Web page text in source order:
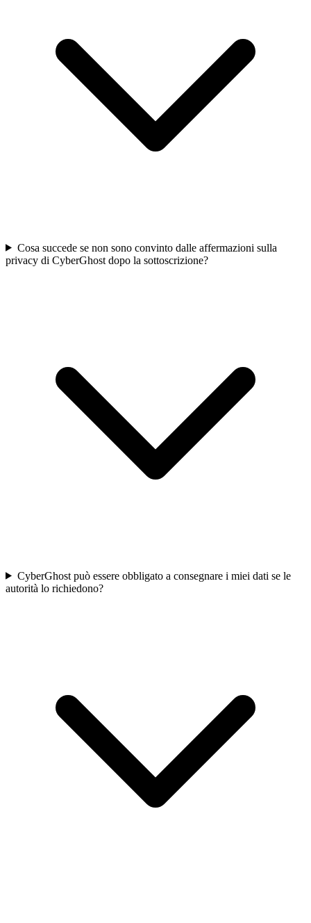
Cosa succede se non sono convinto dalle affermazioni sulla
privacy di CyberGhost dopo la sottoscrizione?
CyberGhost può essere obbligato a consegnare i miei dati se le
autorità lo richiedono?